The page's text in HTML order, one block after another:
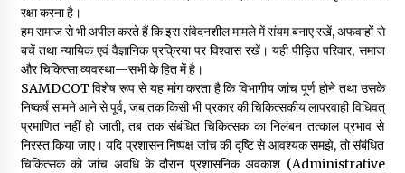
रक्षा करना है।
हम समाज से भी अपील करते हैं कि इस संवेदनशील मामले में संयम बनाए रखें, अफवाहों से
बचें तथा न्यायिक एवं वैज्ञानिक प्रक्रिया पर विश्वास रखें। यही पीड़ित परिवार, समाज
और चिकित्सा व्यवस्था—सभी के हित में है।
SAMDCOT विशेष रूप से यह मांग करता है कि विभागीय जांच पूर्ण होने तथा उसके
निष्कर्ष सामने आने से पूर्व, जब तक किसी भी प्रकार की चिकित्सकीय लापरवाही विधिवत्
प्रमाणित नहीं हो जाती, तब तक संबंधित चिकित्सक का निलंबन तत्काल प्रभाव से
निरस्त किया जाए। यदि प्रशासन निष्पक्ष जांच की दृष्टि से आवश्यक समझे, तो संबंधित
चिकित्सक को जांच अवधि के दौरान प्रशासनिक अवकाश (Administrative